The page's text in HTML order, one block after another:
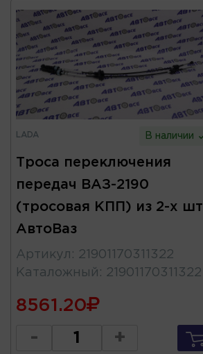
LADA В наличии
Троса переключения
передач ВАЗ-2190
(тросовая КПП) из 2-х шт
АвтоВаз
Артикул : 21901170311322
Каталожный : 21901170311322
8561.20
- +